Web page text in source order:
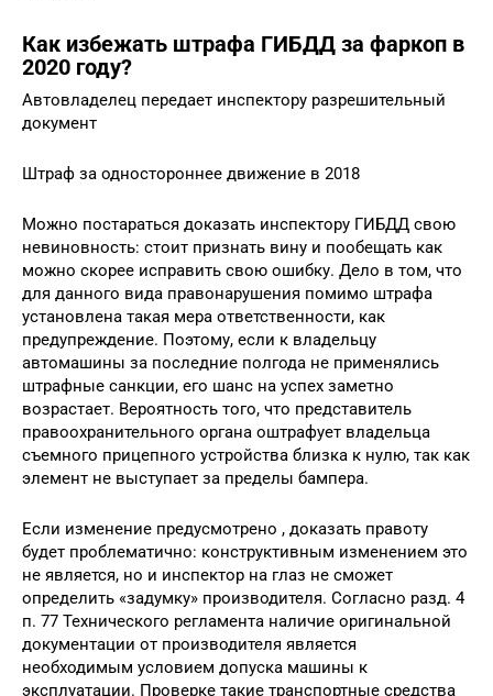
Как избежать штрафа ГИБДД за фаркоп в
2020 году?
Автовладелец передает инспектору разрешительный
документ
Штраф за одностороннее движение в 2018
Можно постараться доказать инспектору ГИБДД свою
невиновность: стоит признать вину и пообещать как
можно скорее исправить свою ошибку. Дело в том, что
для данного вида правонарушения помимо штрафа
установлена такая мера ответственности, как
предупреждение. Поэтому, если к владельцу
автомашины за последние полгода не применялись
штрафные санкции, его шанс на успех заметно
возрастает. Вероятность того, что представитель
правоохранительного органа оштрафует владельца
съемного прицепного устройства близка к нулю, так как
элемент не выступает за пределы бампера.
Если изменение предусмотрено , доказать правоту
будет проблематично: конструктивным изменением это
не является, но и инспектор на глаз не сможет
определить «задумку» производителя. Согласно разд. 4
п. 77 Технического регламента наличие оригинальной
документации от производителя является
необходимым условием допуска машины к
эксплуатации. Проверке такие транспортные средства